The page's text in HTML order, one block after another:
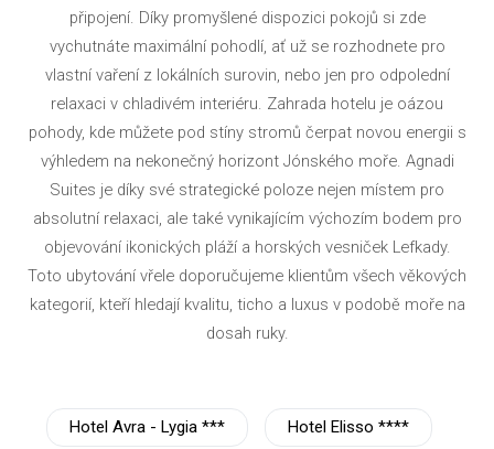
připojení. Díky promyšlené dispozici pokojů si zde
vychutnáte maximální pohodlí, ať už se rozhodnete pro
vlastní vaření z lokálních surovin, nebo jen pro odpolední
relaxaci v chladivém interiéru. Zahrada hotelu je oázou
pohody, kde můžete pod stíny stromů čerpat novou energii s
výhledem na nekonečný horizont Jónského moře. Agnadi
Suites je díky své strategické poloze nejen místem pro
absolutní relaxaci, ale také vynikajícím výchozím bodem pro
objevování ikonických pláží a horských vesniček Lefkady.
Toto ubytování vřele doporučujeme klientům všech věkových
kategorií, kteří hledají kvalitu, ticho a luxus v podobě moře na
dosah ruky.
Hotel Avra - Lygia *** Hotel Elisso ****